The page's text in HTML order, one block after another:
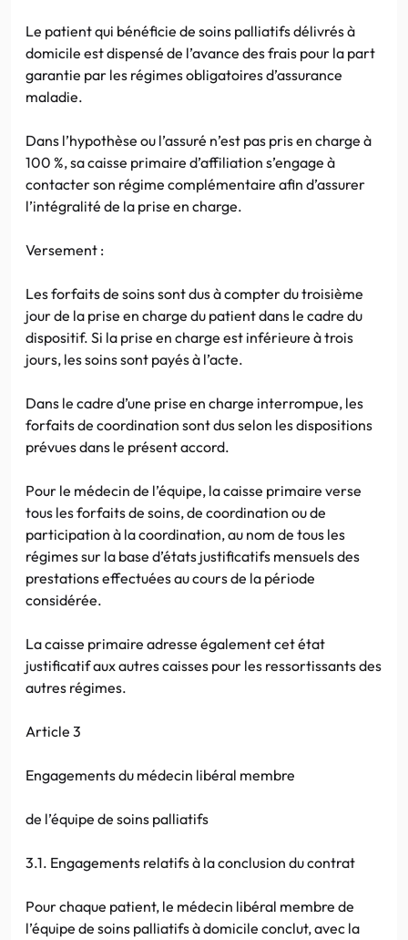
Le patient qui bénéficie de soins palliatifs délivrés à
domicile est dispensé de l’avance des frais pour la part
garantie par les régimes obligatoires d’assurance
maladie.
Dans l’hypothèse ou l’assuré n’est pas pris en charge à
100 %, sa caisse primaire d’affiliation s’engage à
contacter son régime complémentaire afin d’assurer
l’intégralité de la prise en charge.
Versement :
Les forfaits de soins sont dus à compter du troisième
jour de la prise en charge du patient dans le cadre du
dispositif. Si la prise en charge est inférieure à trois
jours, les soins sont payés à l’acte.
Dans le cadre d’une prise en charge interrompue, les
forfaits de coordination sont dus selon les dispositions
prévues dans le présent accord.
Pour le médecin de l’équipe, la caisse primaire verse
tous les forfaits de soins, de coordination ou de
participation à la coordination, au nom de tous les
régimes sur la base d’états justificatifs mensuels des
prestations effectuées au cours de la période
considérée.
La caisse primaire adresse également cet état
justificatif aux autres caisses pour les ressortissants des
autres régimes.
Article 3
Engagements du médecin libéral membre
de l’équipe de soins palliatifs
3.1. Engagements relatifs à la conclusion du contrat
Pour chaque patient, le médecin libéral membre de
l’équipe de soins palliatifs à domicile conclut, avec la